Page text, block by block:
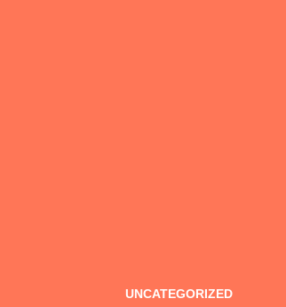
UNCATEGORIZED